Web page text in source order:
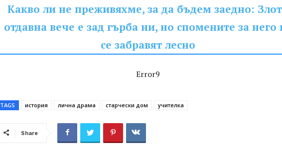
Какво ли не преживяхме, за да бъдем заедно:
отдавна вече е зад гърба ни, но спомените за него
се забравят лесно
Error9
TAGS история лична драма старчески дом учителка
Share